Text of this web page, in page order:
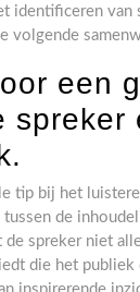
identificeren van
volgende
een
spreker
tip bij het
tussen de
de spreker niet
die het